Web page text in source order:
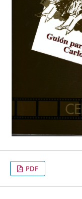
PDF